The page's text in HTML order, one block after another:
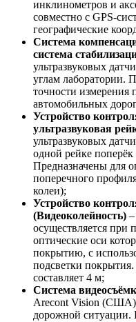
инклинометров и
совместно с GPS-
географические
Система
система
ультразвуковых
углам лаборатории.
точности измерения
автомобильных
Устройство
ультразвуковая
ультразвуковых
одной рейке
Предназначены для
поперечного
колеи);
Устройство
(Видеоколейность)
осуществляется при
оптические оси
покрытию, с
подсветки
составляет 4 м;
Система
Arecont Vision (США)
дорожной ситуации.